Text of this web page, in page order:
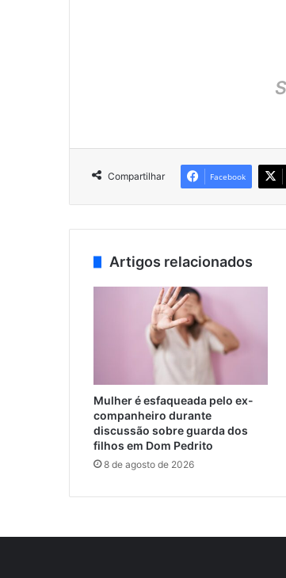
Compartilhar Facebook
Artigos relacionados
Mulher é esfaqueada pelo ex-
companheiro durante
discussão sobre guarda dos
filhos em Dom Pedrito
8 de agosto de 2026